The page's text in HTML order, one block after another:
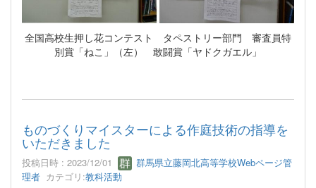
全国高校生押し花コンテスト タペストリー部門 審査員特
別賞「ねこ」（左） 敢闘賞「ヤドクガエル」
ものづくりマイスターによる作庭技術の指導を
いただきました
投稿日時 : 2023/12/01
群馬県立藤岡北高等学校Webページ管
理者 カテゴリ:教科活動